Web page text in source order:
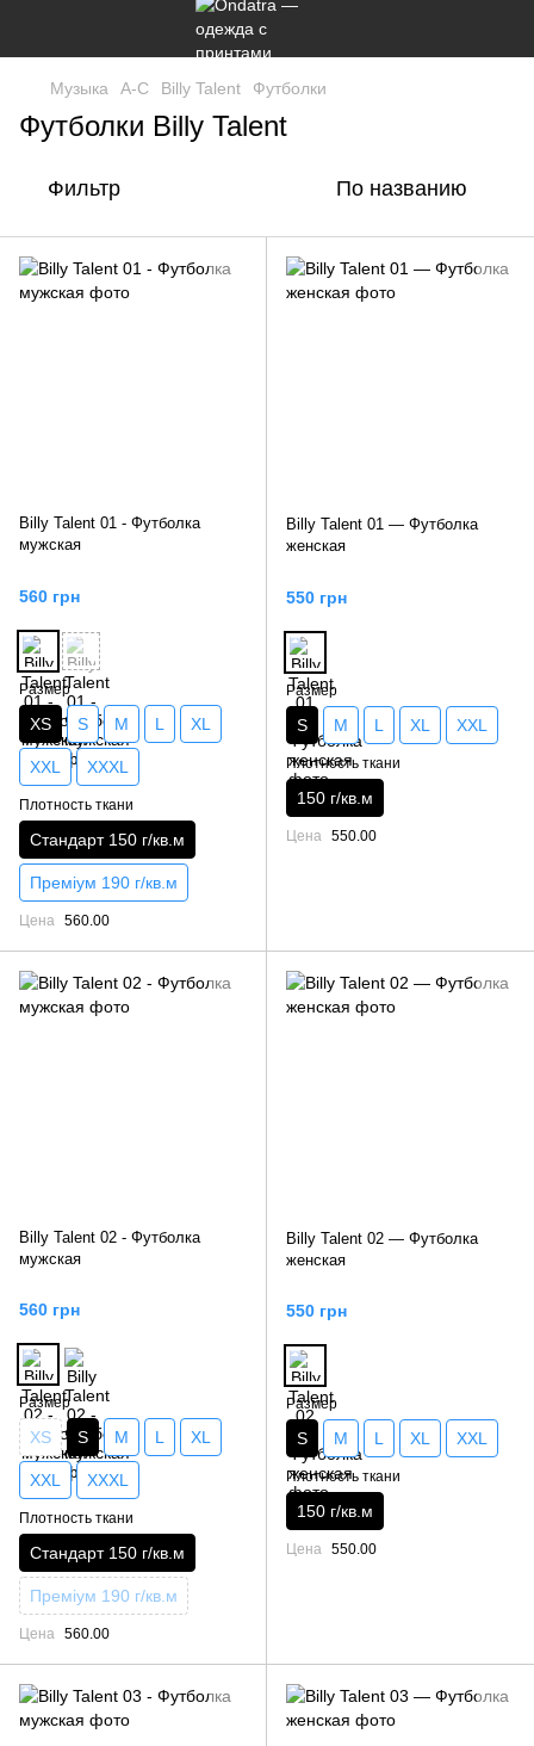
Музыка A-C Billy Talent Футболки
Футболки Billy Talent
Фильтр По названию
Billy Talent 01 - Футболка
мужская
560 грн
Размер
XS S M L XL
XXL XXXL
Плотность ткани
Стандарт 150 г/кв.м
Преміум 190 г/кв.м
Цена 560.00
Billy Talent 01 — Футболка
женская
550 грн
Размер
S M L XL XXL
Плотность ткани
150 г/кв.м
Цена 550.00
Billy Talent 02 - Футболка
мужская
560 грн
Размер
XS S M L XL
XXL XXXL
Плотность ткани
Стандарт 150 г/кв.м
Преміум 190 г/кв.м
Цена 560.00
Billy Talent 02 — Футболка
женская
550 грн
Размер
S M L XL XXL
Плотность ткани
150 г/кв.м
Цена 550.00